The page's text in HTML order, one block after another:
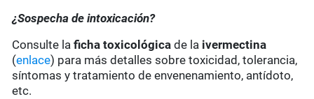
¿Sospecha de intoxicación?
Consulte laficha toxicológica de la ivermectina
(enlace) para más detalles sobre toxicidad, tolerancia,
síntomas y tratamiento de envenenamiento, antídoto,
etc.